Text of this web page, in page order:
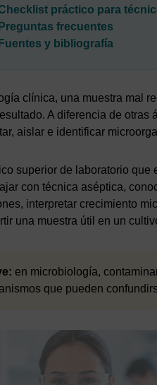
práctico para
Preguntas frecuentes
Fuentes y bibliografía
clínica, una muestra mal
A diferencia de
aislar e identificar
superior de laboratorio
con técnica aséptica,
interpretar crecimiento
una muestra útil en un
en microbiología,
que pueden